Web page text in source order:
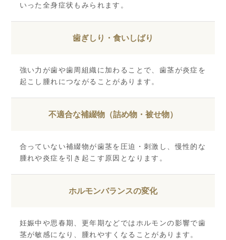
いった全身症状もみられます。
歯ぎしり・食いしばり
強い力が歯や歯周組織に加わることで、歯茎が炎症を
起こし腫れにつながることがあります。
不適合な補綴物（詰め物・被せ物）
合っていない補綴物が歯茎を圧迫・刺激し、慢性的な
腫れや炎症を引き起こす原因となります。
ホルモンバランスの変化
妊娠中や思春期、更年期などではホルモンの影響で歯
茎が敏感になり、腫れやすくなることがあります。